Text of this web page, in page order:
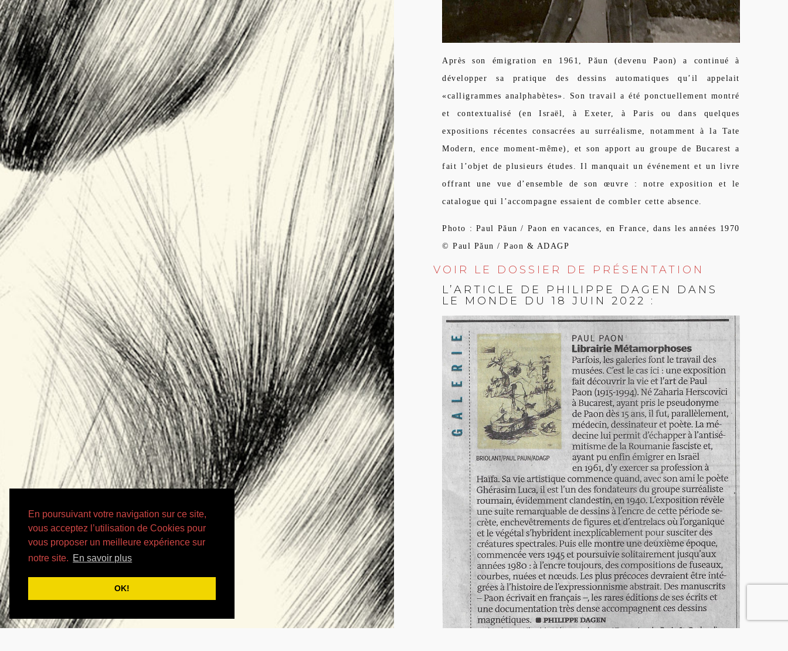
En poursuivant votre navigation sur ce site,
vous acceptez l’utilisation de Cookies pour
vous proposer un meilleure expérience sur
notre site. En savoir plus
OK!
Après son émigration en 1961, Păun (devenu Paon) a continué à
développer sa pratique des dessins automatiques qu’il appelait
«calligrammes analphabètes». Son travail a été ponctuellement montré
et contextualisé (en Israël, à Exeter, à Paris ou dans quelques
expositions récentes consacrées au surréalisme, notamment à la Tate
Modern, ence moment-même), et son apport au groupe de Bucarest a
fait l’objet de plusieurs études. Il manquait un événement et un livre
offrant une vue d’ensemble de son œuvre : notre exposition et le
catalogue qui l’accompagne essaient de combler cette absence.
Photo : Paul Păun / Paon en vacances, en France, dans les années 1970
© Paul Păun / Paon & ADAGP
VOIR LE DOSSIER DE PRÉSENTATION
L’ARTICLE DE PHILIPPE DAGEN DANS
LE MONDE DU 18 JUIN 2022
: